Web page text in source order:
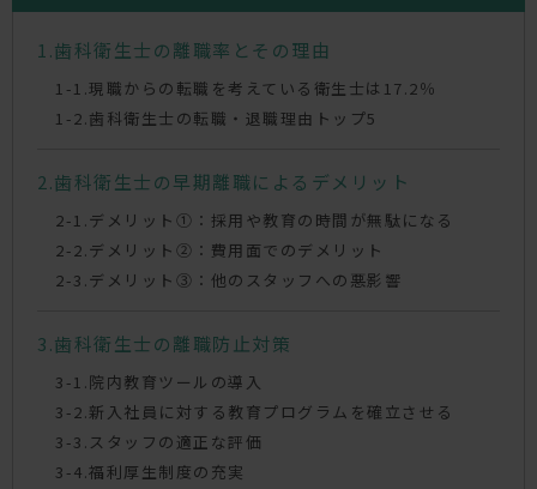
歯科衛生士の離職率とその理由
現職からの転職を考えている衛生士は17.2％
歯科衛生士の転職・退職理由トップ5
歯科衛生士の早期離職によるデメリット
デメリット①：採用や教育の時間が無駄になる
デメリット②：費用面でのデメリット
デメリット③：他のスタッフへの悪影響
歯科衛生士の離職防止対策
院内教育ツールの導入
新入社員に対する教育プログラムを確立させる
スタッフの適正な評価
福利厚生制度の充実